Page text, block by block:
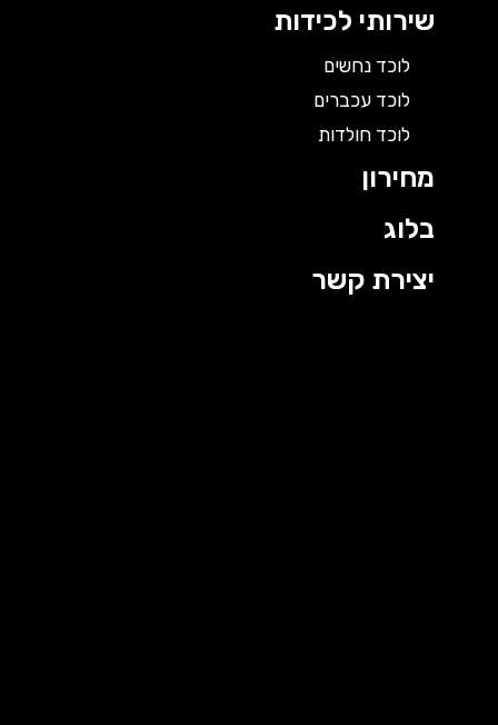
שירותי לכידות
לוכד נחשים
לוכד עכברים
לוכד חולדות
מחירון
בלוג
יצירת קשר